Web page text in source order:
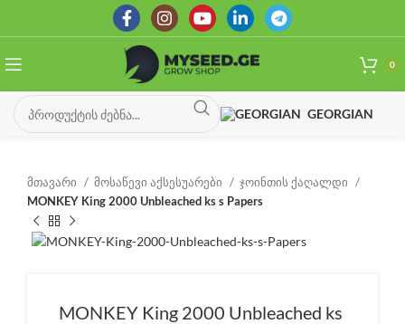
0
GEORGIAN
მთავარი მოსაწევი აქსესუარები
ჯოინთის ქაღალდი
MONKEY King 2000 Unbleached ks s Papers
MONKEY King 2000 Unbleached ks